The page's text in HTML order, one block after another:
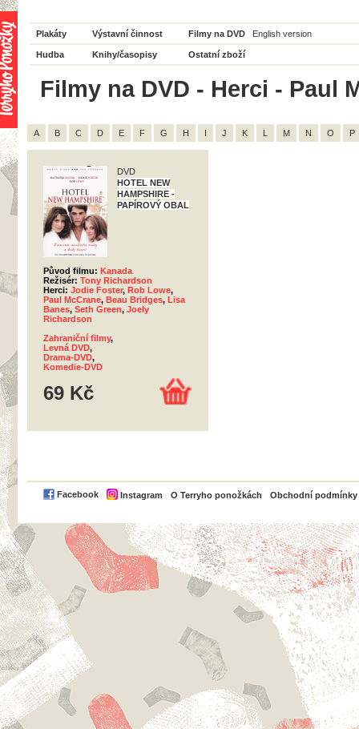
Plakáty Výstavní činnost Filmy na DVD English version
Hudba Knihy/časopisy Ostatní zboží
Filmy na DVD - Herci - Paul
A B C D E F G H I J K L M N O P
DVD
HOTEL NEW
HAMPSHIRE -
PAPÍROVÝ OBAL
Původ filmu: Kanada
Režisér: Tony Richardson
Herci: Jodie Foster, Rob Lowe,
Paul McCrane, Beau Bridges, Lisa
Banes, Seth Green, Joely
Richardson
Zahraniční filmy,
Levná DVD,
Drama-DVD,
Komedie-DVD
69 Kč
Facebook Instagram O Terryho ponožkách Obchodní podmínky
PayPal